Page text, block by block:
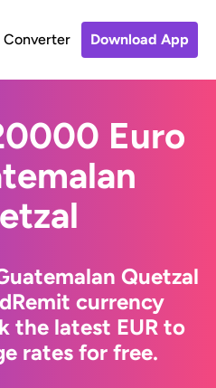
Download App
Euro
Quetzal
currency
the latest EUR to
rates for free.